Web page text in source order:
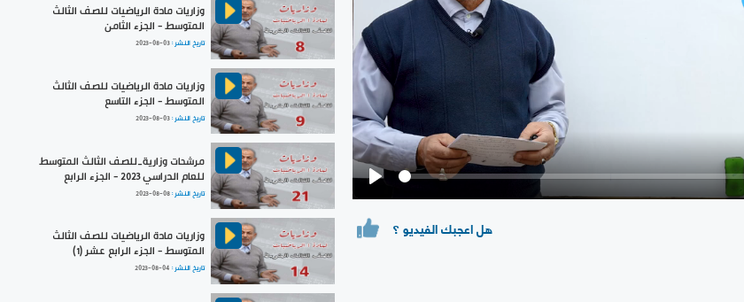
هل اعجبك الفيديو ؟
وزاريات مادة الرياضيات للصف الثالث
المتوسط - الجزء الثامن
تاريخ النشر :2023-08-03
وزاريات مادة الرياضيات للصف الثالث
المتوسط - الجزء التاسع
تاريخ النشر :2023-08-03
مرشحات وزارية_للصف الثالث المتوسط
للعام الدراسي 2023 - الجزء الرابع
تاريخ النشر :2023-08-08
وزاريات مادة الرياضيات للصف الثالث
المتوسط - الجزء الرابع عشر (1)
تاريخ النشر : 2023-08-04